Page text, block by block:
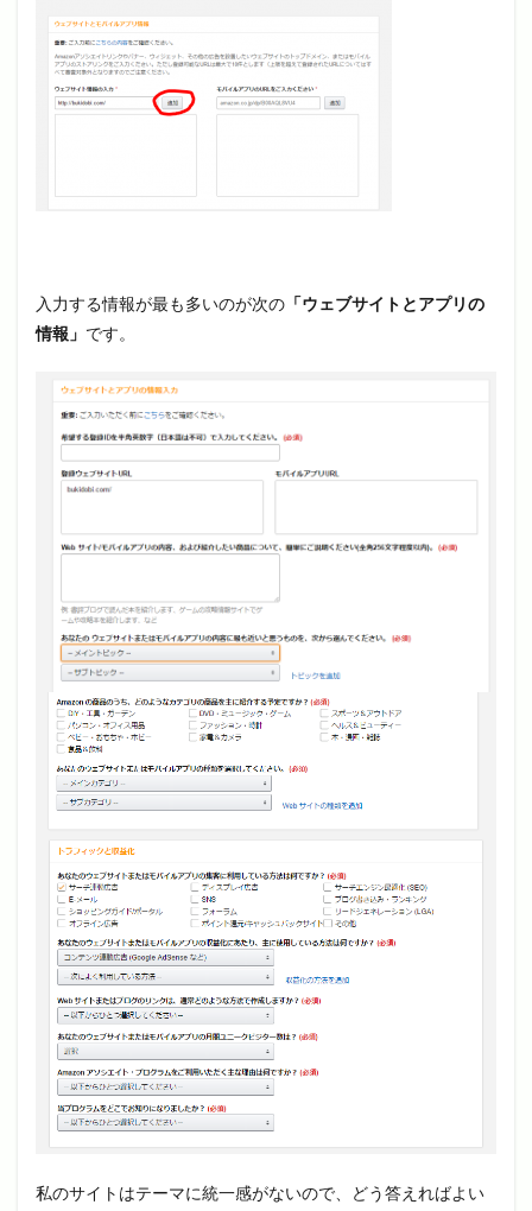
入力する情報が最も多いのが次の 「ウェブサイトとアプリの
情報」 です。
私のサイトはテーマに統一感がないので、どう答えればよい